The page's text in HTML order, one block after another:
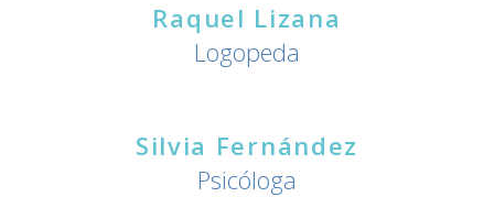
Raquel Lizana
Logopeda
Silvia Fernández
Psicóloga